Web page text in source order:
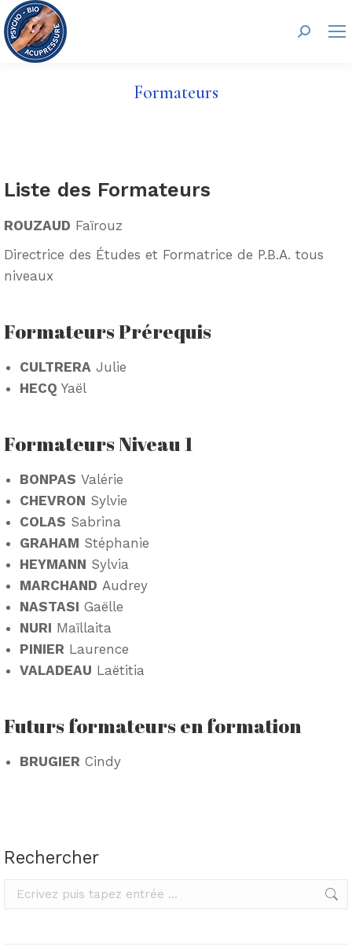
Formateurs
Liste des Formateurs
ROUZAUD Faïrouz
Directrice des Études et Formatrice de P.B.A. tous
niveaux
Formateurs Prérequis
CULTRERA Julie
HECQ Yaël
Formateurs Niveau 1
BONPAS Valérie
CHEVRON Sylvie
COLAS Sabrina
GRAHAM Stéphanie
HEYMANN Sylvia
MARCHAND Audrey
NASTASI Gaëlle
NURI Maïllaita
PINIER Laurence
VALADEAU Laëtitia
Futurs formateurs en formation
BRUGIER Cindy
Rechercher
Rechercher